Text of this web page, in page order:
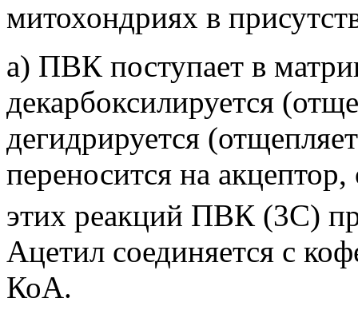
митохондриях в
а) ПВК поступает в
декарбоксилируется
дегидрируется
переносится на
этих реакций ПВК (3С)
Ацетил соединяется с
КоА.